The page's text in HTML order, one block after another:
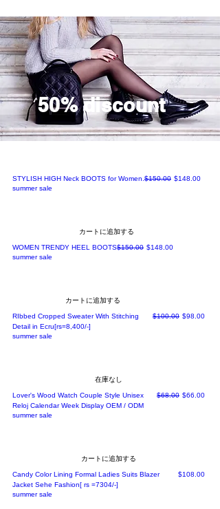
50% discount
STYLISH HIGH Neck BOOTS for Women.通常価格
$150.00 セール価格
$148.00
summer sale
カートに追加する
WOMEN TRENDY HEEL BOOTS通常価格
$150.00 セール価格
$148.00
summer sale
カートに追加する
RIbbed Cropped Sweater With Stitching
Detail in Ecru[rs=8,400/-]
通常価格
$100.00 セール価格
$98.00
summer sale
在庫なし
Lover's Wood Watch Couple Style Unisex
Reloj Calendar Week Display OEM / ODM
通常価格
$68.00 セール価格
$66.00
summer sale
カートに追加する
Candy Color Lining Formal Ladies Suits Blazer
Jacket Sehe Fashion[ rs =7304/-]
価格
$108.00
summer sale